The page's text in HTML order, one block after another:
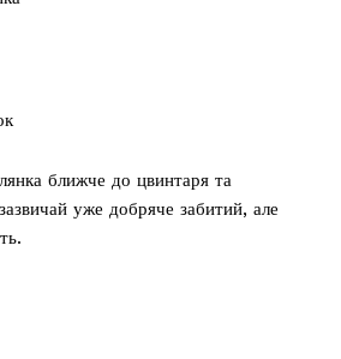
ближче до цвинтаря та
уже добряче забитий, але